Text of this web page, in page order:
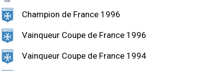
Champion de France 1996
Vainqueur Coupe de France 1996
Vainqueur Coupe de France 1994